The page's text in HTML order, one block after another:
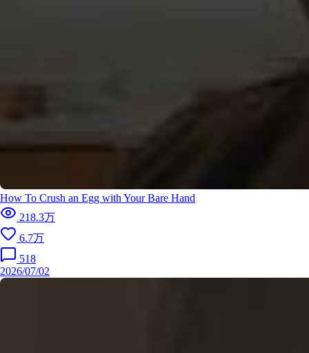
How To Crush an Egg with Your Bare Hand
218.3万
6.7万
518
2026/07/02